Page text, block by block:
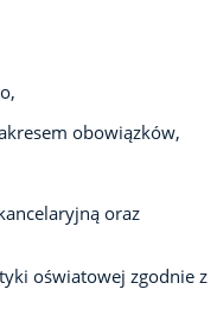
obowiązków,
oraz
oświatowej zgodnie z